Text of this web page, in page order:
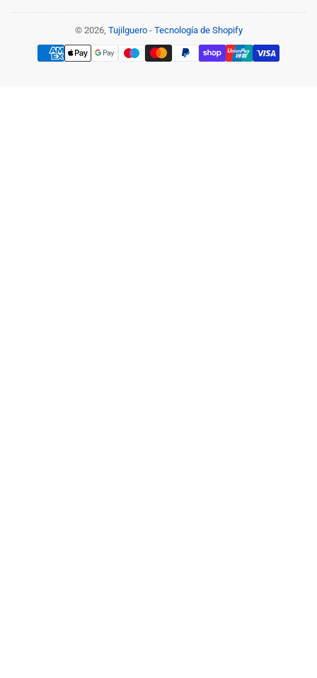
© 2026, Tujilguero- Tecnología de Shopify
Modalidades
de